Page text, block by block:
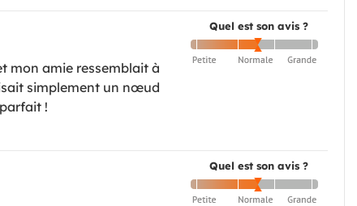
Quel est son avis ?
mon amie ressemblait à
simplement un nœud
!
Quel est son avis ?